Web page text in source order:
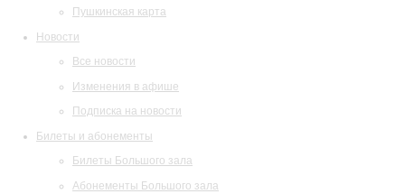
Пушкинская карта
Новости
Все новости
Изменения в афише
Подписка на новости
Билеты и абонементы
Билеты Большого зала
Абонементы Большого зала